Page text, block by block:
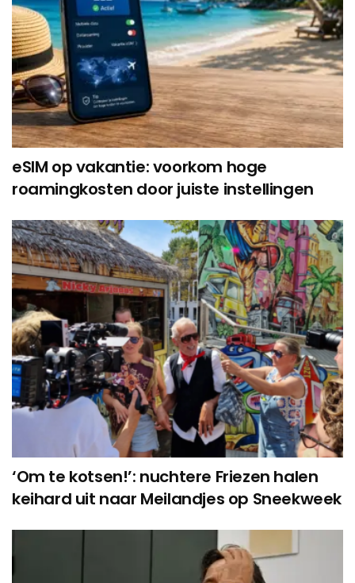
eSIM op vakantie: voorkom hoge
roamingkosten door juiste instellingen
‘Om te kotsen!’: nuchtere Friezen halen
keihard uit naar Meilandjes op Sneekweek